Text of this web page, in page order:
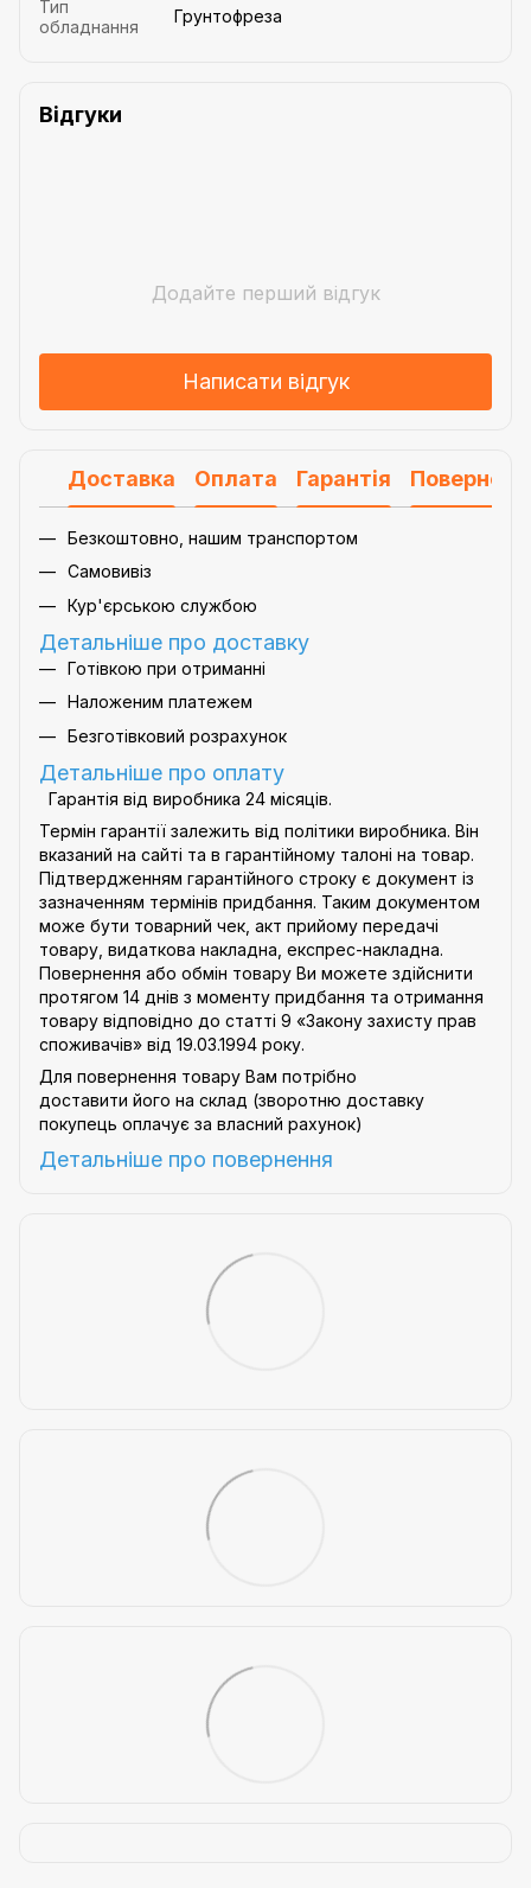
Тип
обладнання
Грунтофреза
Відгуки
Додайте перший відгук
Написати відгук
Доставка Оплата Гарантія
Безкоштовно, нашим транспортом
Самовивіз
Кур'єрською службою
Детальніше про доставку
Готівкою при отриманні
Наложеним платежем
Безготівковий розрахунок
Детальніше про оплату
Гарантія від виробника 24 місяців.
Термін гарантії залежить від політики виробника. Він
вказаний на сайті та в гарантійному талоні на товар.
Підтвердженням гарантійного строку є документ із
зазначенням термінів придбання. Таким документом
може бути товарний чек, акт прийому передачі
товару, видаткова накладна, експрес-накладна.
Повернення або обмін товару Ви можете здійснити
протягом 14 днів з моменту придбання та отримання
товару відповідно до статті 9 «Закону захисту прав
споживачів» від 19.03.1994 року.
Для повернення товару Вам потрібно
доставити його на склад (зворотню доставку
покупець оплачує за власний рахунок)
Детальніше про повернення